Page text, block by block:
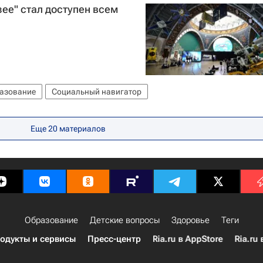
стал доступен всем
Социальный навигатор
Еще 20 материалов
Образование Детские вопросы Здоровье
Теги
и сервисы Пресс-центр Ria.ru в AppStore Ria.ru